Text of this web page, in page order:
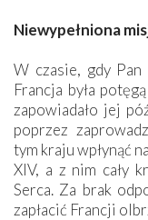
Niewypełniona
W czasie, gdy Pan
Francja była
zapowiadało jej
poprzez
tym kraju wpłynąć
XIV, a z nim cały
Serca. Za brak
zapłacić Francji